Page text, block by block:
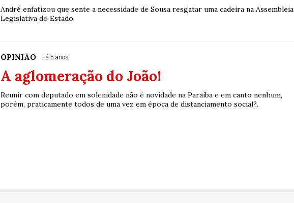
André enfatizou que sente a necessidade de Sousa resgatar uma cadeira na Assembleia
Legislativa do Estado.
OPINIÃO Há 5 anos
A aglomeração do João!
Reunir com deputado em solenidade não é novidade na Paraíba e em canto nenhum,
porém, praticamente todos de uma vez em época de distanciamento social?.